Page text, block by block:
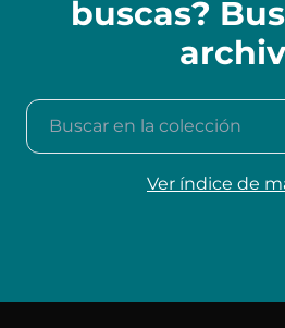
buscas?
Buscar en la colección
Ver índice de